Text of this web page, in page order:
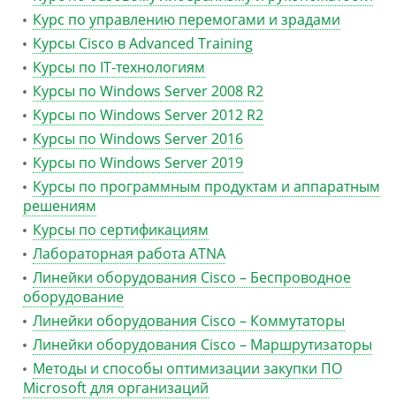
Курс по управлению перемогами и зрадами
Курсы Cisco в Advanced Training
Курсы по IT-технологиям
Курсы по Windows Server 2008 R2
Курсы по Windows Server 2012 R2
Курсы по Windows Server 2016
Курсы по Windows Server 2019
Курсы по программным продуктам и аппаратным
решениям
Курсы по сертификациям
Лабораторная работа ATNA
Линейки оборудования Cisco – Беспроводное
оборудование
Линейки оборудования Cisco – Коммутаторы
Линейки оборудования Cisco – Маршрутизаторы
Методы и способы оптимизации закупки ПО
Microsoft для организаций